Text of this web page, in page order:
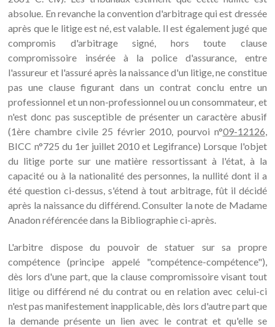
absolue. En revanche la convention d'arbitrage qui est dressée
après que le litige est né, est valable. Il est également jugé que
compromis d'arbitrage signé, hors toute clause
compromissoire insérée à la police d'assurance, entre
l'assureur et l'assuré après la naissance d'un litige, ne constitue
pas une clause figurant dans un contrat conclu entre un
professionnel et un non-professionnel ou un consommateur, et
n'est donc pas susceptible de présenter un caractère abusif
(1ère chambre civile 25 février 2010, pourvoi n°09-12126,
BICC n°725 du 1er juillet 2010 et Legifrance) Lorsque l'objet
du litige porte sur une matière ressortissant à l'état, à la
capacité ou à la nationalité des personnes, la nullité dont il a
été question ci-dessus, s'étend à tout arbitrage, fût il décidé
après la naissance du différend. Consulter la note de Madame
Anadon référencée dans la Bibliographie ci-après.
L'arbitre dispose du pouvoir de statuer sur sa propre
compétence (principe appelé "compétence-compétence"),
dès lors d'une part, que la clause compromissoire visant tout
litige ou différend né du contrat ou en relation avec celui-ci
n'est pas manifestement inapplicable, dès lors d'autre part que
la demande présente un lien avec le contrat et qu'elle se